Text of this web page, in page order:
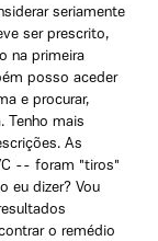
seriamente
ser prescrito,
na primeira
posso aceder
e procurar,
Tenho mais
As
-- foram "tiros"
eu dizer? Vou
o remédio